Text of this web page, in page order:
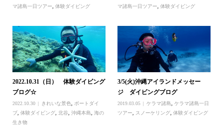
マ諸島一日ツアー
体験ダイビング
マ諸島一日ツアー
,体験ダイビング
2022.10.31（日） 体験ダイビング
ブログ☆
2022.10.30 きれいな景色
ボートダイ
ブ, 体験ダイビング, 北谷, 沖縄本島
海の
生き物
3/5(火)沖縄アイランドメッセー
ジ ダイビングブログ
2019.03.05 ケラマ諸島 ,ケラマ諸島一日
ツアー
スノーケリング ,体験ダイビング